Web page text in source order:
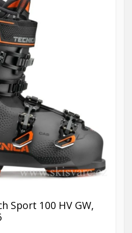
Sport 100 HV GW,